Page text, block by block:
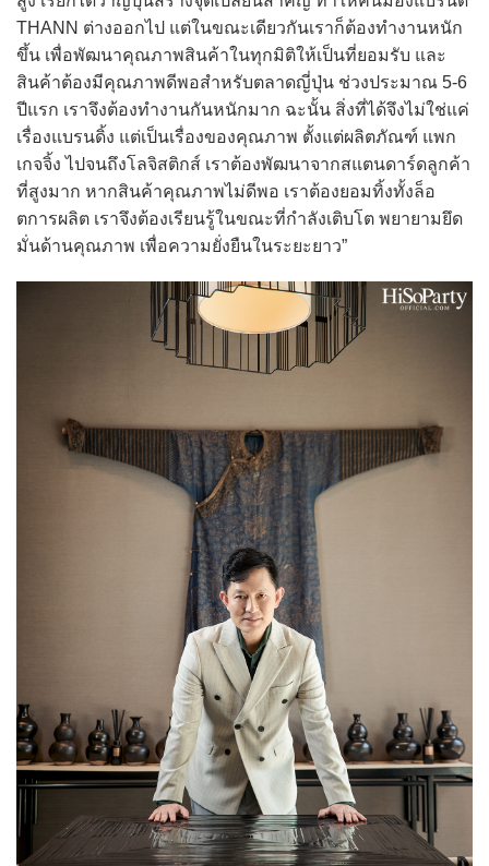
THANN ต่างออกไป แต่ในขณะเดียวกันเราก็ต้องทำงานหนัก
ขึ้น เพื่อพัฒนาคุณภาพสินค้าในทุกมิติให้เป็นที่ยอมรับ และ
สินค้าต้องมีคุณภาพดีพอสำหรับตลาดญี่ปุ่น ช่วงประมาณ 5-6
ปีแรก เราจึงต้องทำงานกันหนักมาก ฉะนั้น สิ่งที่ได้จึงไม่ใช่แค่
เรื่องแบรนดิ้ง แต่เป็นเรื่องของคุณภาพ ตั้งแต่ผลิตภัณฑ์ แพก
เกจจิ้ง ไปจนถึงโลจิสติกส์ เราต้องพัฒนาจากสแตนดาร์ดลูกค้า
ที่สูงมาก หากสินค้าคุณภาพไม่ดีพอ เราต้องยอมทิ้งทั้งล็อ
ตการผลิต เราจึงต้องเรียนรู้ในขณะที่กำลังเติบโต พยายามยึด
มั่นด้านคุณภาพ เพื่อความยั่งยืนในระยะยาว”